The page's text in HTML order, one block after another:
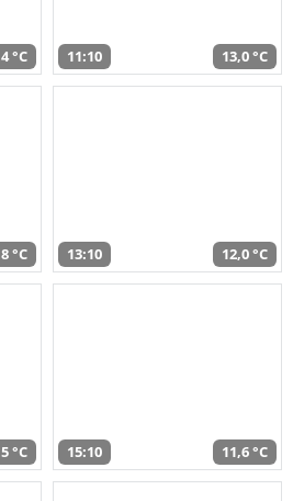
°C 11:10 13,0 °C
°C 13:10 12,0 °C
°C 15:10 11,6 °C